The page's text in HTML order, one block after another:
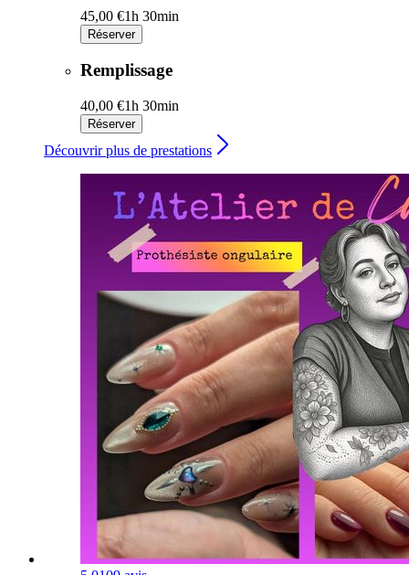
45,00 €1h 30min
Réserver
Remplissage
40,00 €1h 30min
Réserver
Découvrir plus de prestations